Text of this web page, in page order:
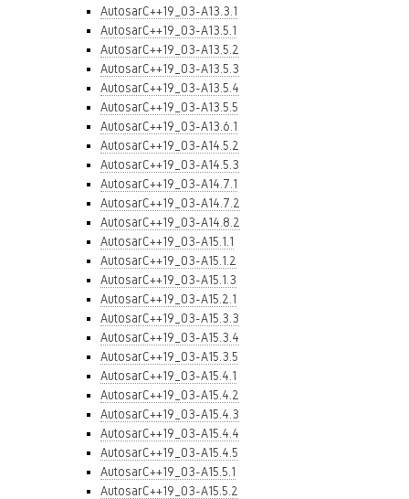
AutosarC++19_03-A13.3.1
AutosarC++19_03-A13.5.1
AutosarC++19_03-A13.5.2
AutosarC++19_03-A13.5.3
AutosarC++19_03-A13.5.4
AutosarC++19_03-A13.5.5
AutosarC++19_03-A13.6.1
AutosarC++19_03-A14.5.2
AutosarC++19_03-A14.5.3
AutosarC++19_03-A14.7.1
AutosarC++19_03-A14.7.2
AutosarC++19_03-A14.8.2
AutosarC++19_03-A15.1.1
AutosarC++19_03-A15.1.2
AutosarC++19_03-A15.1.3
AutosarC++19_03-A15.2.1
AutosarC++19_03-A15.3.3
AutosarC++19_03-A15.3.4
AutosarC++19_03-A15.3.5
AutosarC++19_03-A15.4.1
AutosarC++19_03-A15.4.2
AutosarC++19_03-A15.4.3
AutosarC++19_03-A15.4.4
AutosarC++19_03-A15.4.5
AutosarC++19_03-A15.5.1
AutosarC++19_03-A15.5.2